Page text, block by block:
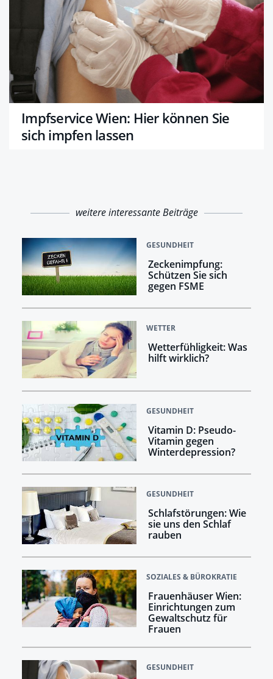
Impfservice Wien: Hier können Sie
sich impfen lassen
weitere interessante Beiträge
GESUNDHEIT
Zeckenimpfung:
Schützen Sie sich
gegen FSME
WETTER
Wetterfühligkeit: Was
hilft wirklich?
GESUNDHEIT
Vitamin D: Pseudo-
Vitamin gegen
Winterdepression?
GESUNDHEIT
Schlafstörungen: Wie
sie uns den Schlaf
rauben
SOZIALES & BÜROKRATIE
Frauenhäuser Wien:
Einrichtungen zum
Gewaltschutz für
Frauen
GESUNDHEIT